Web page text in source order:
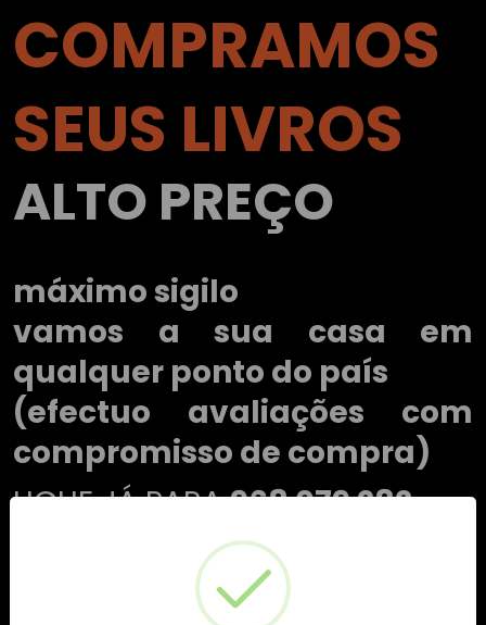
COMPRAMOS
SEUS LIVROS
ALTO PREÇO
máximo sigilo
vamos a sua casa em
qualquer ponto do país
(efectuo avaliações com
compromisso de compra)
LIGUE JÁ PARA968 079 282